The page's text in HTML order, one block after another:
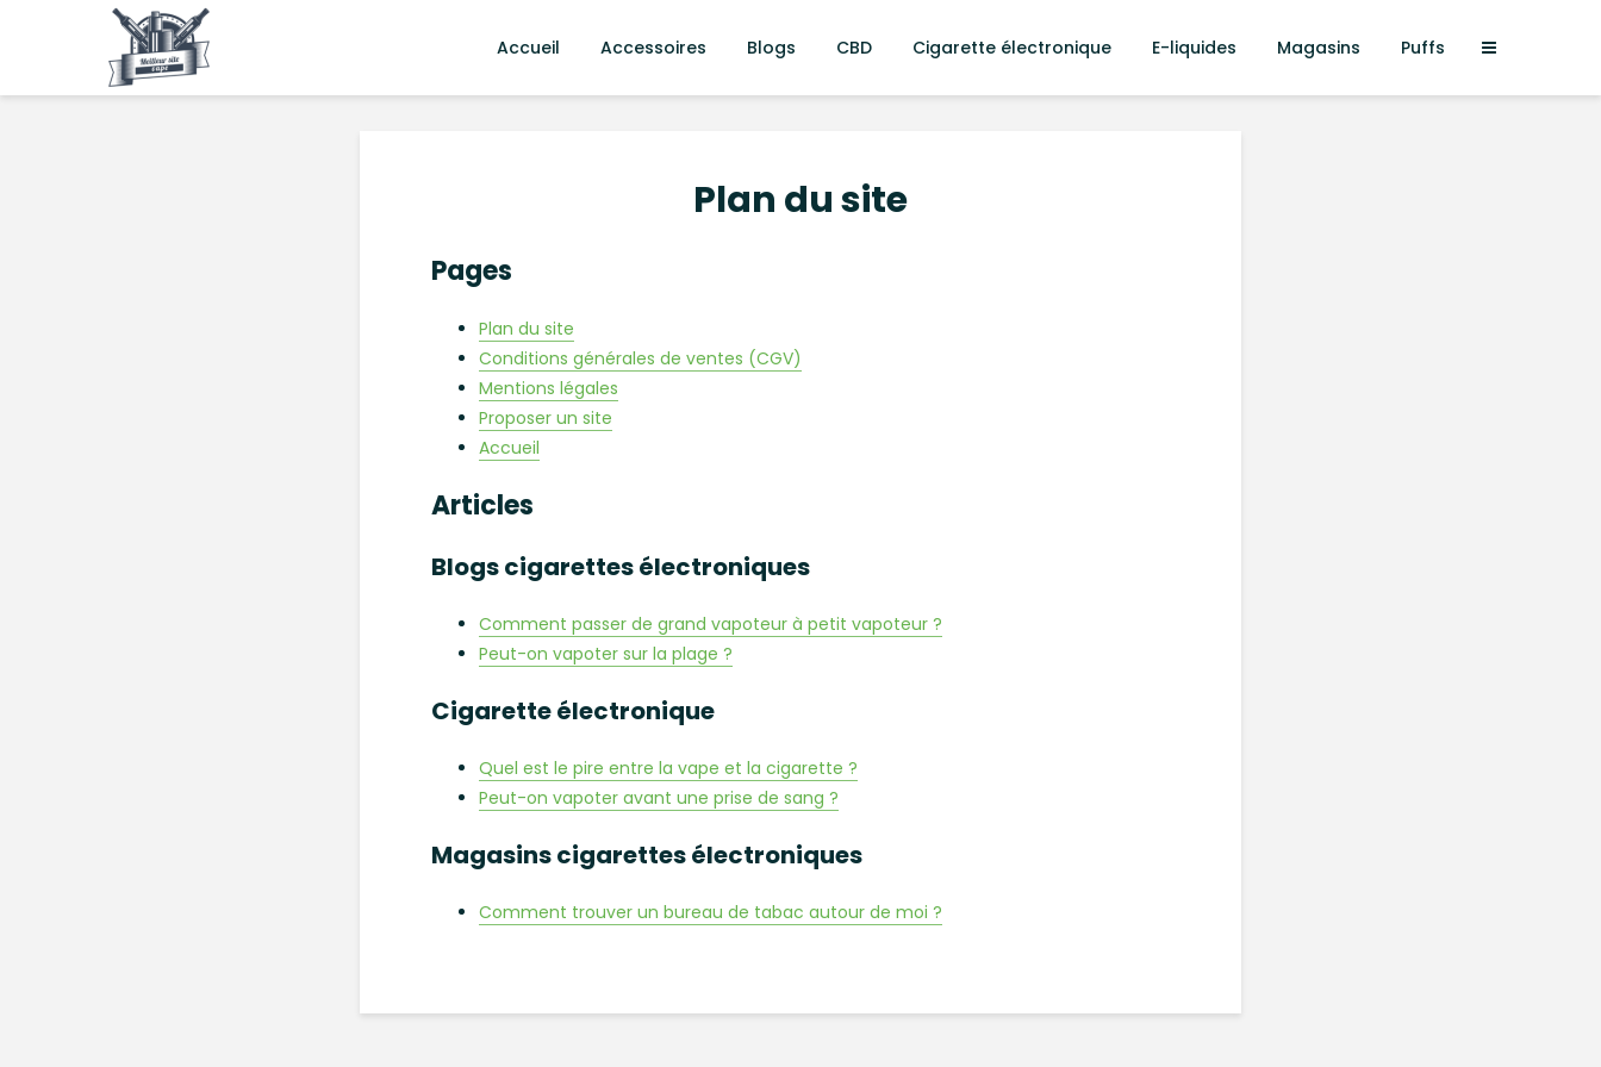
Accueil Accessoires Blogs CBD Cigarette électronique E-liquides Magasins Puffs
Plan du site
Pages
Plan du site
Conditions générales de ventes (CGV)
Mentions légales
Proposer un site
Accueil
Articles
Blogs cigarettes électroniques
Comment passer de grand vapoteur à petit vapoteur ?
Peut-on vapoter sur la plage ?
Cigarette électronique
Quel est le pire entre la vape et la cigarette ?
Peut-on vapoter avant une prise de sang ?
Magasins cigarettes électroniques
Comment trouver un bureau de tabac autour de moi ?